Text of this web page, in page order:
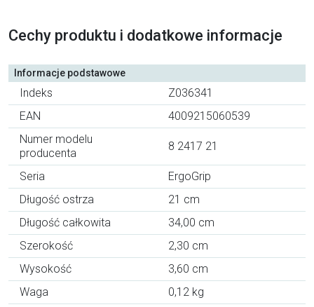
Cechy produktu i dodatkowe informacje
Informacje podstawowe
Indeks
Z036341
EAN
4009215060539
Numer modelu
producenta
8 2417 21
Seria
ErgoGrip
Długość ostrza
21 cm
Długość całkowita
34,00 cm
Szerokość
2,30 cm
Wysokość
3,60 cm
Waga
0,12 kg